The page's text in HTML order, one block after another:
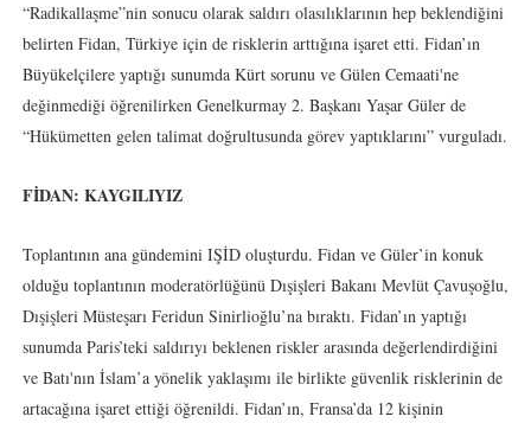
“Radikallaşme”nin sonucu olarak saldırı olasılıklarının hep beklendiğini
belirten Fidan, Türkiye için de risklerin arttığına işaret etti. Fidan’ın
Büyükelçilere yaptığı sunumda Kürt sorunu ve Gülen Cemaati'ne
değinmediği öğrenilirken Genelkurmay 2. Başkanı Yaşar Güler de
“Hükümetten gelen talimat doğrultusunda görev yaptıklarını” vurguladı.
FİDAN: KAYGILIYIZ
Toplantının ana gündemini IŞİD oluşturdu. Fidan ve Güler’in konuk
olduğu toplantının moderatörlüğünü Dışişleri Bakanı Mevlüt Çavuşoğlu,
Dışişleri Müsteşarı Feridun Sinirlioğlu’na bıraktı. Fidan’ın yaptığı
sunumda Paris’teki saldırıyı beklenen riskler arasında değerlendirdiğini
ve Batı'nın İslam’a yönelik yaklaşımı ile birlikte güvenlik risklerinin de
artacağına işaret ettiği öğrenildi. Fidan’ın, Fransa’da 12 kişinin